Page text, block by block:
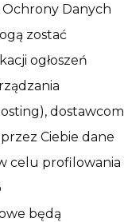
Ochrony Danych
zostać
ogłoszeń
dostawcom
Ciebie dane
celu profilowania
będą